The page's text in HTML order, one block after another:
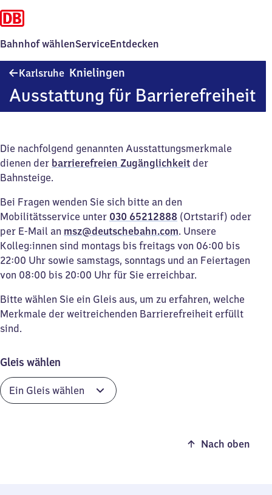
Bahnhof wählenServiceEntdecken
Karlsruhe Knielingen
Ausstattung für Barrierefreiheit
Die nachfolgend genannten Ausstattungsmerkmale
dienen der barrierefreien Zugänglichkeit der
Bahnsteige.
Bei Fragen wenden Sie sich bitte an den
Mobilitätsservice unter 030 65212888 (Ortstarif) oder
per E-Mail an msz@deutschebahn.com. Unsere
Kolleg:innen sind montags bis freitags von 06:00 bis
22:00 Uhr sowie samstags, sonntags und an Feiertagen
von 08:00 bis 20:00 Uhr für Sie erreichbar.
Bitte wählen Sie ein Gleis aus, um zu erfahren, welche
Merkmale der weitreichenden Barrierefreiheit erfüllt
sind.
Gleis wählen
Nach oben